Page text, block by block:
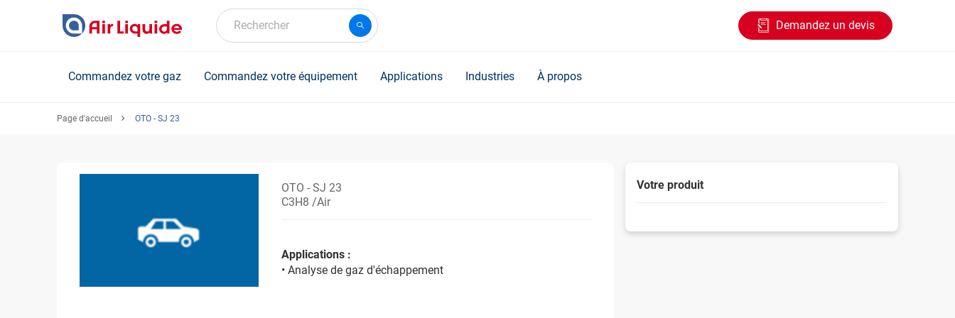
Rechercher Demandez un devis
Commandez votre gaz Commandez votre équipement Applications Industries À propos
Page d'accueil OTO - SJ 23
OTO - SJ 23
C3H8 /Air
Applications :
• Analyse de gaz d'échappement
Votre produit